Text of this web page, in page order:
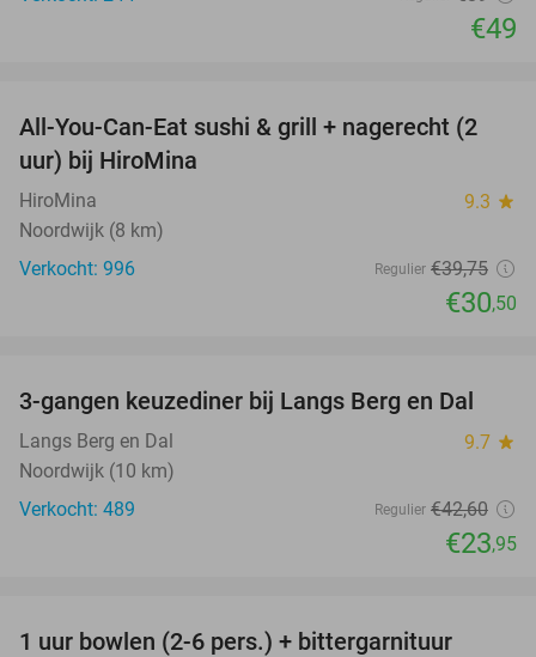
€49
23%
All-You-Can-Eat sushi & grill + nagerecht (2
uur) bij HiroMina
HiroMina 9.3 star
Noordwijk (8 km)
Verkocht: 996
Regulier €39,75
€30,50
44%
3-gangen keuzediner bij Langs Berg en Dal
Langs Berg en Dal 9.7 star
Noordwijk (10 km)
Verkocht: 489
Regulier €42,60
€23,95
1 uur bowlen (2-6 pers.) + bittergarnituur